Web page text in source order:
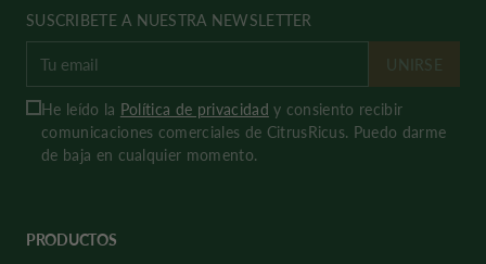
SUSCRIBETE A NUESTRA NEWSLETTER
UNIRSE
He leído la Política de privacidad y consiento recibir
comunicaciones comerciales de CitrusRicus. Puedo darme
de baja en cualquier momento.
PRODUCTOS